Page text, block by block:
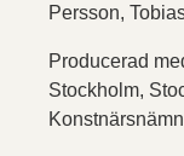
Persson,
Producerad
Stockholm,